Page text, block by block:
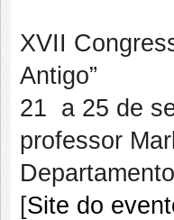
XVII
Antigo”
21 a 25 de
professor
[Site do